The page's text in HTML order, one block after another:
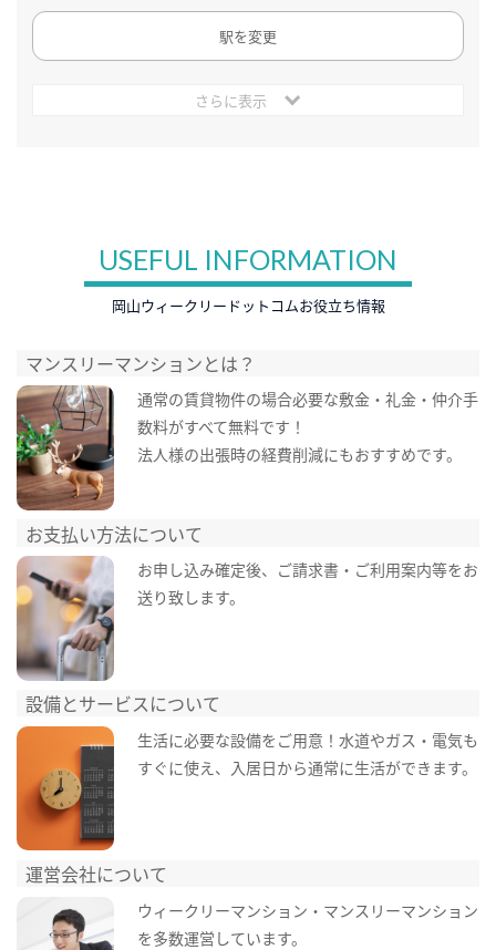
駅を変更
さらに表示
USEFUL INFORMATION
岡山ウィークリードットコムお役立ち情報
マンスリーマンションとは？
通常の賃貸物件の場合必要な敷金・礼金・仲介手
数料がすべて無料です！
法人様の出張時の経費削減にもおすすめです。
お支払い方法について
お申し込み確定後、ご請求書・ご利用案内等をお
送り致します。
設備とサービスについて
生活に必要な設備をご用意！水道やガス・電気も
すぐに使え、入居日から通常に生活ができます。
運営会社について
ウィークリーマンション・マンスリーマンション
を多数運営しています。